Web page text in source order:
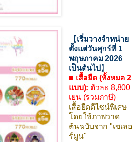
【เริ่มวางจำหน่าย
ตั้งแต่วันศุกร์ที่ 1
พฤษภาคม 2026
เป็นต้นไป】
■ เสื้อยืด (ทั้งหมด 2
แบบ): ตัวละ 8,800
เยน (รวมภาษี)
เสื้อยืดดีไซน์พิเศษ
โดยใช้ภาพวาด
ต้นฉบับจาก "เซเลอ
ร์มูน"